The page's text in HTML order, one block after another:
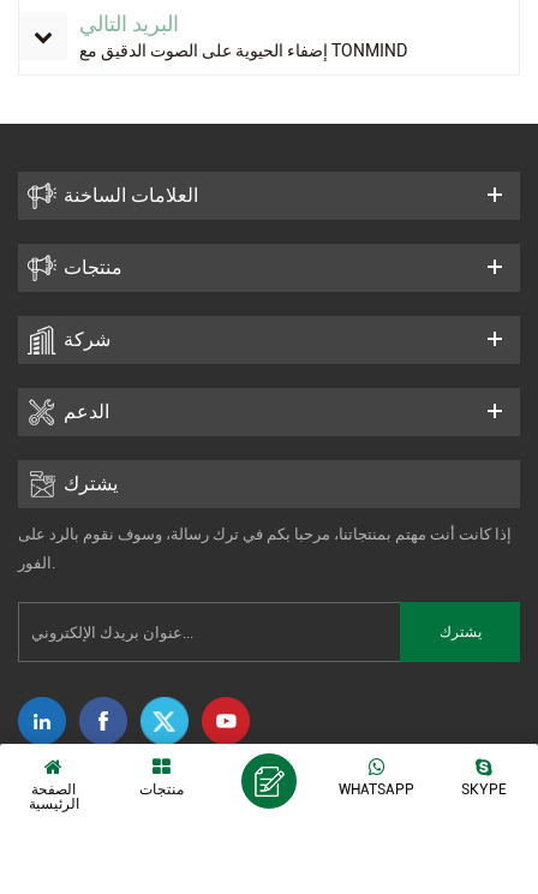
البريد التالي
إضفاء الحيوية على الصوت الدقيق مع TONMIND
العلامات الساخنة
منتجات
شركة
الدعم
يشترك
إذا كانت أنت مهتم بمنتجاتنا، مرحبا بكم في ترك رسالة، وسوف نقوم بالرد على
الفور.
حقوق النشر © 2014-2026 Xiamen Tonmind Technology Co., Ltd. كل الحقوق
محفوظة. |
سياسة خاصة
الصفحة
الرئيسية
منتجات SKYPE
WHATSAPP